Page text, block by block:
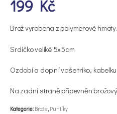
199 Kč
Brož vyrobena z polymerové hmoty.
Srdíčko veliké 5x5cm
Ozdobí a doplní vaše triko,
Na zadní straně připevněn
Kategorie: Brože, Puntíky